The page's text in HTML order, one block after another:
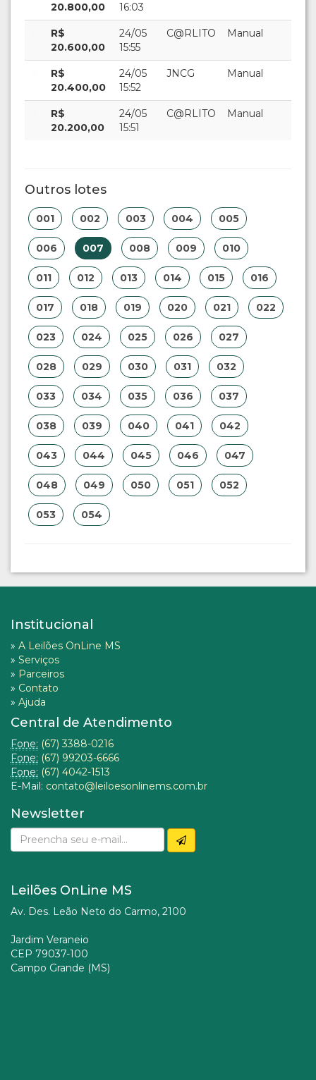
20.800,00
16:03
R$
20.600,00
24/05
15:55
C@RLITO Manual
R$
20.400,00
24/05
15:52
JNCG Manual
R$
20.200,00
24/05
15:51
C@RLITO Manual
Outros lotes
001 002 003 004 005
006 007 008 009 010
011 012 013 014 015 016
017 018 019 020 021 022
023 024 025 026 027
028 029 030 031 032
033 034 035 036 037
038 039 040 041 042
043 044 045 046 047
048 049 050 051 052
053 054
Institucional
» A Leilões OnLine MS
» Serviços
» Parceiros
» Contato
» Ajuda
Central de Atendimento
Fone: (67) 3388-0216
Fone: (67) 99203-6666
Fone: (67) 4042-1513
E-Mail: contato@leiloesonlinems.com.br
Newsletter
Leilões OnLine MS
Av. Des. Leão Neto do Carmo, 2100
Jardim Veraneio
CEP 79037-100
Campo Grande (MS)